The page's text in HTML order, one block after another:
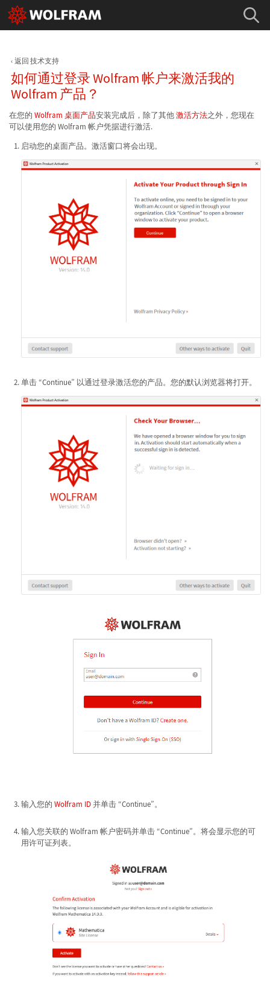
返回 技术支持
如何通过登录 Wolfram 帐户来激活我的
Wolfram 产品？
在您的 Wolfram 桌面产品安装完成后，除了其他激活方法之外，您现在
可以使用您的 Wolfram 帐户凭据进行激活.
启动您的桌面产品。激活窗口将会出现。
单击 “Continue” 以通过登录激活您的产品。您的默认浏览器将打开。
输入您的 Wolfram ID并单击 “Continue”。
输入您关联的 Wolfram 帐户密码并单击 “Continue”。将会显示您的可
用许可证列表。